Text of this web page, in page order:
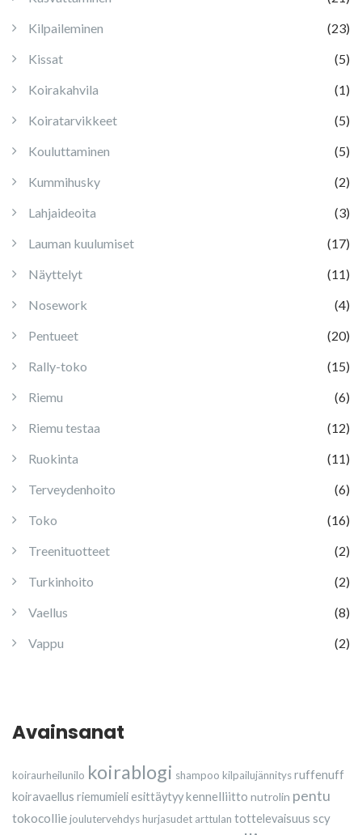
Kilpaileminen
(23)
Kissat
(5)
Koirakahvila
(1)
Koiratarvikkeet
(5)
Kouluttaminen
(5)
Kummihusky
(2)
Lahjaideoita
(3)
Lauman kuulumiset
(17)
Näyttelyt
(11)
Nosework
(4)
Pentueet
(20)
Rally-toko
(15)
Riemu
(6)
Riemu testaa
(12)
Ruokinta
(11)
Terveydenhoito
(6)
Toko
(16)
Treenituotteet
(2)
Turkinhoito
(2)
Vaellus
(8)
Vappu
(2)
Avainsanat
koiraurheilunilo koirablogi shampoo kilpailujännitysruffenuff
koiravaellus riemumieli esittäytyykennelliitto nutrolin pentu
tokocolliejoulutervehdyshurjasudet arttulan tottelevaisuus scy